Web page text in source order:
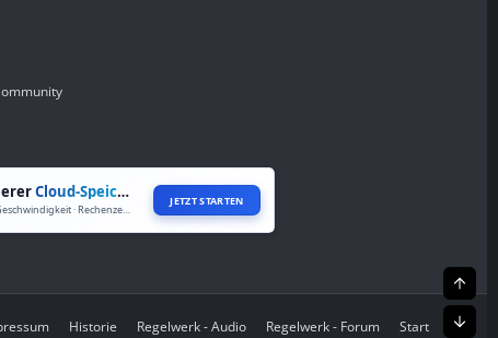
Cloud-Speicher
Volle Geschwindigkeit · Rechenzentren weltweit
JETZT STARTEN
Historie Regelwerk - Audio Regelwerk - Forum Start
R